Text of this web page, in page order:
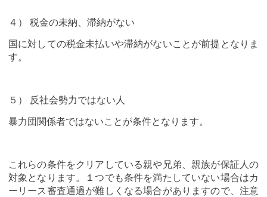
４） 税金の未納、滞納がない
国に対しての税金未払いや滞納がないことが前提となりま
す。
５） 反社会勢力ではない人
暴力団関係者ではないことが条件となります。
これらの条件をクリアしている親や兄弟、親族が保証人の
対象となります。１つでも条件を満たしていない場合はカ
ーリース審査通過が難しくなる場合がありますので、注意